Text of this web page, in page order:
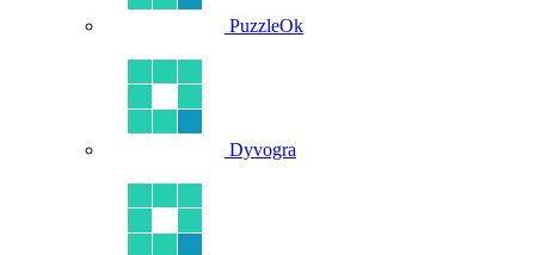
PuzzleOk
Dyvogra